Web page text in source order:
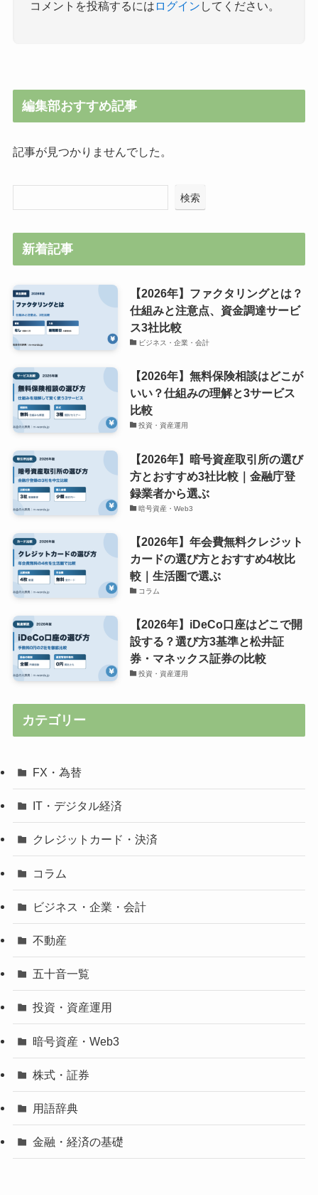
コメントを投稿するには ログイン してください。
編集部おすすめ記事
記事が見つかりませんでした。
検索
新着記事
【2026年】ファクタリングとは？
仕組みと注意点、資金調達サービ
ス3社比較
ビジネス・企業・会計
【2026年】無料保険相談はどこが
いい？仕組みの理解と3サービス
比較
投資・資産運用
【2026年】暗号資産取引所の選び
方とおすすめ3社比較｜金融庁登
録業者から選ぶ
暗号資産・Web3
【2026年】年会費無料クレジット
カードの選び方とおすすめ4枚比
較｜生活圏で選ぶ
コラム
【2026年】iDeCo口座はどこで開
設する？選び方3基準と松井証
券・マネックス証券の比較
投資・資産運用
カテゴリー
FX・為替
IT・デジタル経済
クレジットカード・決済
コラム
ビジネス・企業・会計
不動産
五十音一覧
投資・資産運用
暗号資産・Web3
株式・証券
用語辞典
金融・経済の基礎